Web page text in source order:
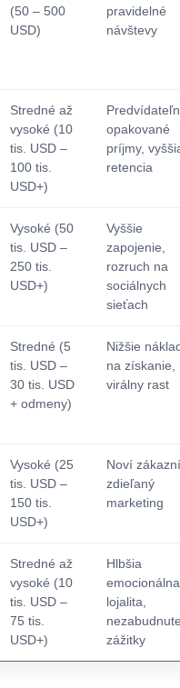
(50 – 500
USD)
pravidelné
návštevy
Stredné až
vysoké (10
tis. USD –
100 tis.
USD+)
opakované
príjmy,
retencia
Vysoké (50
tis. USD –
250 tis.
USD+)
Vyššie
zapojenie,
rozruch na
sociálnych
sieťach
Stredné (5
tis. USD –
30 tis. USD
+ odmeny)
Nižšie
na získanie,
virálny rast
Vysoké (25
tis. USD –
150 tis.
USD+)
Noví
zdieľaný
marketing
Stredné až
vysoké (10
tis. USD –
75 tis.
USD+)
Hlbšia
emocionálna
lojalita,
zážitky